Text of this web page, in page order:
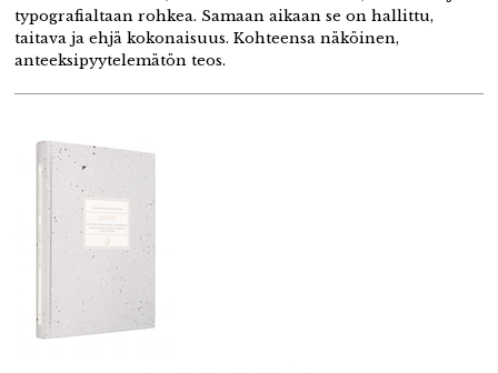
typografialtaan rohkea. Samaan aikaan se on hallittu,
taitava ja ehjä kokonaisuus. Kohteensa näköinen,
anteeksipyytelemätön teos.